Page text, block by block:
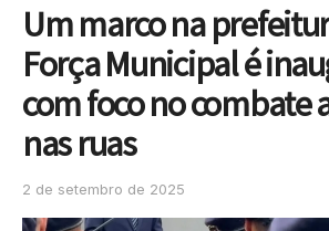
Um marco na
Força Municipal é
com foco no combate
nas ruas
2 de setembro de 2025